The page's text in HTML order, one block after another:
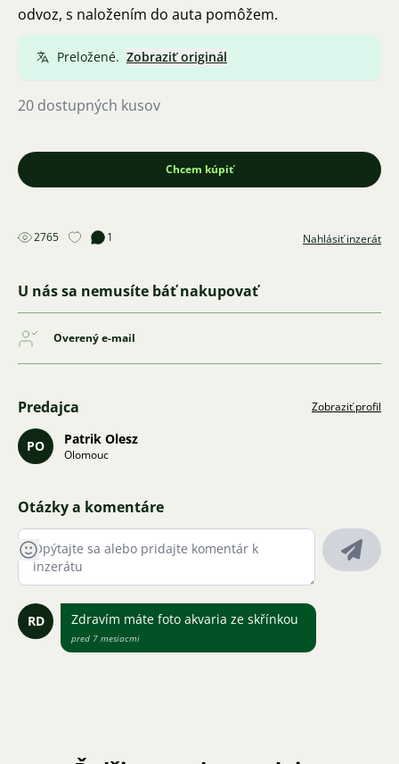
odvoz, s naložením do auta pomôžem.
Preložené. Zobraziť originál
20 dostupných kusov
Chcem kúpiť
2765 1 Nahlásiť inzerát
U nás sa nemusíte báť nakupovať
Overený e-mail
Predajca Zobraziť profil
PO Patrik Olesz
Olomouc
Otázky a komentáre
RD Zdravím máte foto akvaria ze skřínkou
pred 7 mesiacmi